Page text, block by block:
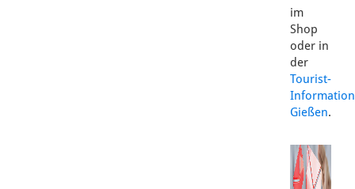
im
Shop
oder in
der
Tourist-
Information
Gießen.